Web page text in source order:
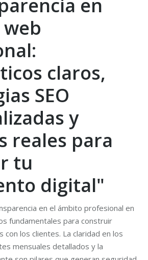
en
claros,
SEO
y
reales para
tu
digital"
en el ámbito profesional en
fundamentales para construir
con los clientes. La claridad en los
mensuales detallados y la